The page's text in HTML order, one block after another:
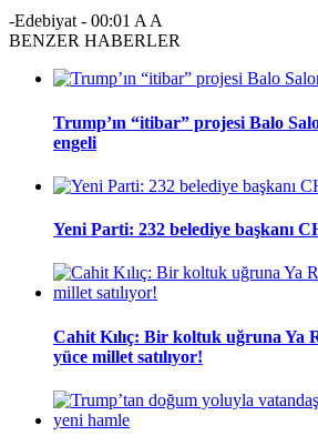
-Edebiyat - 00:01 A A
BENZER HABERLER
Trump’ın “itibar” projesi Balo
engeli
Yeni Parti: 232 belediye başkanı
Cahit Kılıç: Bir koltuk uğruna Ya
yüce millet satılıyor!